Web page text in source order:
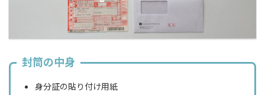
封筒の中身
身分証の貼り付け用紙